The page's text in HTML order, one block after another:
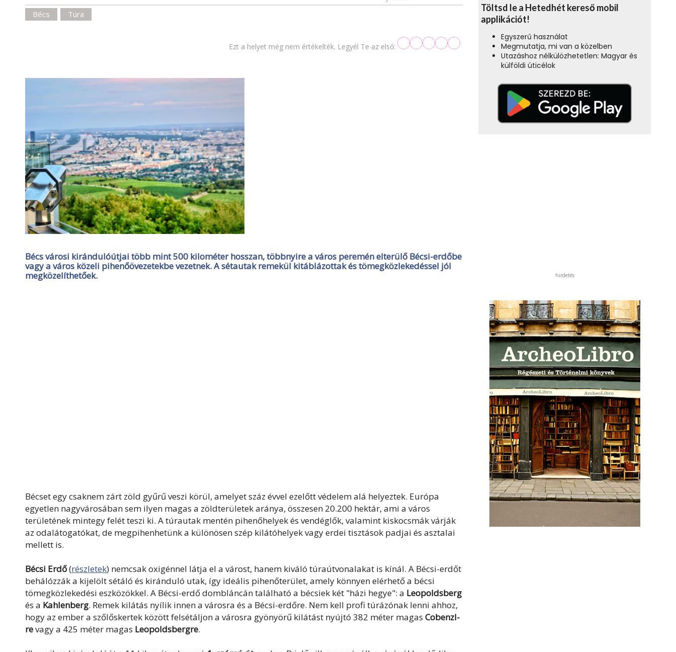
Bécs Túra
Ezt a helyet még nem értékelték. Legyél Te az első:
Bécs városi kirándulóútjai több mint 500 kilométer hosszan, többnyire a város peremén elterülő Bécsi-erdőbe
vagy a város közeli pihenőövezetekbe vezetnek. A sétautak remekül kitáblázottak és tömegközlekedéssel jól
megközelíthetőek.
Bécset egy csaknem zárt zöld gyűrű veszi körül, amelyet száz évvel ezelőtt védelem alá helyeztek. Európa
egyetlen nagyvárosában sem ilyen magas a zöldterületek aránya, összesen 20.200 hektár, ami a város
területének mintegy felét teszi ki. A túrautak mentén pihenőhelyek és vendéglők, valamint kiskocsmák várják
az odalátogatókat, de megpihenhetünk a különösen szép kilátóhelyek vagy erdei tisztások padjai és asztalai
mellett is.
Bécsi Erdő(részletek) nemcsak oxigénnel látja el a várost, hanem kiváló túraútvonalakat is kínál. A Bécsi-erdőt
behálózzák a kijelölt sétáló és kiránduló utak, így ideális pihenőterület, amely könnyen elérhető a bécsi
tömegközlekedési eszközökkel. A Bécsi-erdő dombláncán található a bécsiek két "házi hegye": a Leopoldsberg
és a Kahlenberg. Remek kilátás nyílik innen a városra és a Bécsi-erdőre. Nem kell profi túrázónak lenni ahhoz,
hogy az ember a szőlőskertek között felsétáljon a városra gyönyörű kilátást nyújtó 382 méter magas Cobenzl-
revagy a 425 méter magas Leopoldsbergre.
Töltsd le a Hetedhét kereső mobil
applikációt!
Egyszerű használat
Megmutatja, mi van a közelben
Utazáshoz nélkülözhetetlen: Magyar és
külföldi úticélok
hirdetés